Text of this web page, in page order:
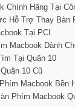
Chính Hãng Tại
Hỗ Trợ Thay Bàn
Tại PCI
Macbook Dành
Tại Quận 10
10 Cũ
Macbook Bền
Phím Macbook